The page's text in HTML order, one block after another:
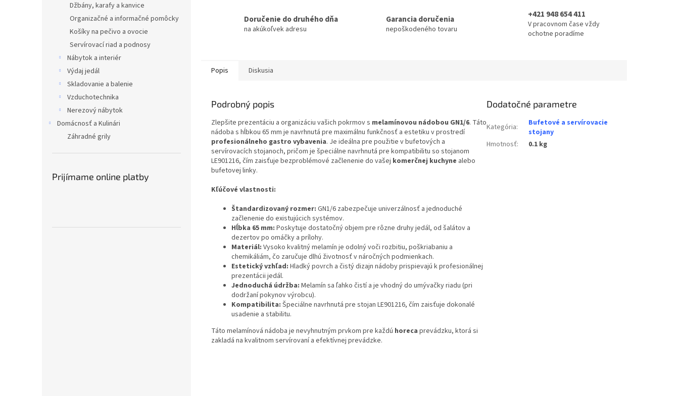
Džbány, karafy a kanvice
Organizačné a informačné pomôcky
Košíky na pečivo a ovocie
Servírovací riad a podnosy
Nábytok a interiér
Výdaj jedál
Skladovanie a balenie
Vzduchotechnika
Nerezový nábytok
Domácnosť a Kulinári
Záhradné grily
Prijímame online platby
Doručenie do druhého dňa
na akúkoľvek adresu
Garancia doručenia
nepoškodeného tovaru
+421 948 654 411
V pracovnom čase vždy
ochotne poradíme
Popis Diskusia
Podrobný popis
Zlepšite prezentáciu a organizáciu vašich pokrmov s melamínovou nádobou GN1/6. Táto
nádoba s hĺbkou 65 mm je navrhnutá pre maximálnu funkčnosť a estetiku v prostredí
profesionálneho gastro vybavenia. Je ideálna pre použitie v bufetových a
servírovacích stojanoch, pričom je špeciálne navrhnutá pre kompatibilitu so stojanom
LE901216, čím zaisťuje bezproblémové začlenenie do vašej komerčnej kuchyne alebo
bufetovej linky.
Kľúčové vlastnosti:
Štandardizovaný rozmer: GN1/6 zabezpečuje univerzálnosť a jednoduché
začlenenie do existujúcich systémov.
Hĺbka 65 mm: Poskytuje dostatočný objem pre rôzne druhy jedál, od šalátov a
dezertov po omáčky a prílohy.
Materiál: Vysoko kvalitný melamín je odolný voči rozbitiu, poškriabaniu a
chemikáliám, čo zaručuje dlhú životnosť v náročných podmienkach.
Estetický vzhľad: Hladký povrch a čistý dizajn nádoby prispievajú k profesionálnej
prezentácii jedál.
Jednoduchá údržba: Melamín sa ľahko čistí a je vhodný do umývačky riadu (pri
dodržaní pokynov výrobcu).
Kompatibilita: Špeciálne navrhnutá pre stojan LE901216, čím zaisťuje dokonalé
usadenie a stabilitu.
Táto melamínová nádoba je nevyhnutným prvkom pre každú horeca prevádzku, ktorá si
zakladá na kvalitnom servírovaní a efektívnej prevádzke.
Dodatočné parametre
Kategória:
Bufetové a servírovacie
stojany
Hmotnosť: 0.1 kg